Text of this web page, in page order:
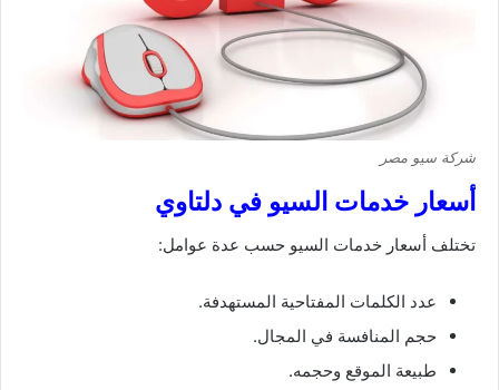
شركة سيو مصر
أسعار خدمات السيو في دلتاوي
تختلف أسعار خدمات السيو حسب عدة عوامل:
عدد الكلمات المفتاحية المستهدفة.
حجم المنافسة في المجال.
طبيعة الموقع وحجمه.